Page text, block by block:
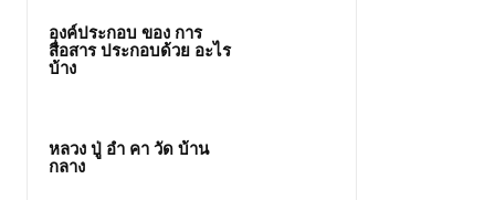
องค์ประกอบ ของ การ
สื่อสาร ประกอบด้วย อะไร
บ้าง
หลวง ปู่ อํา คา วัด บ้าน
กลาง